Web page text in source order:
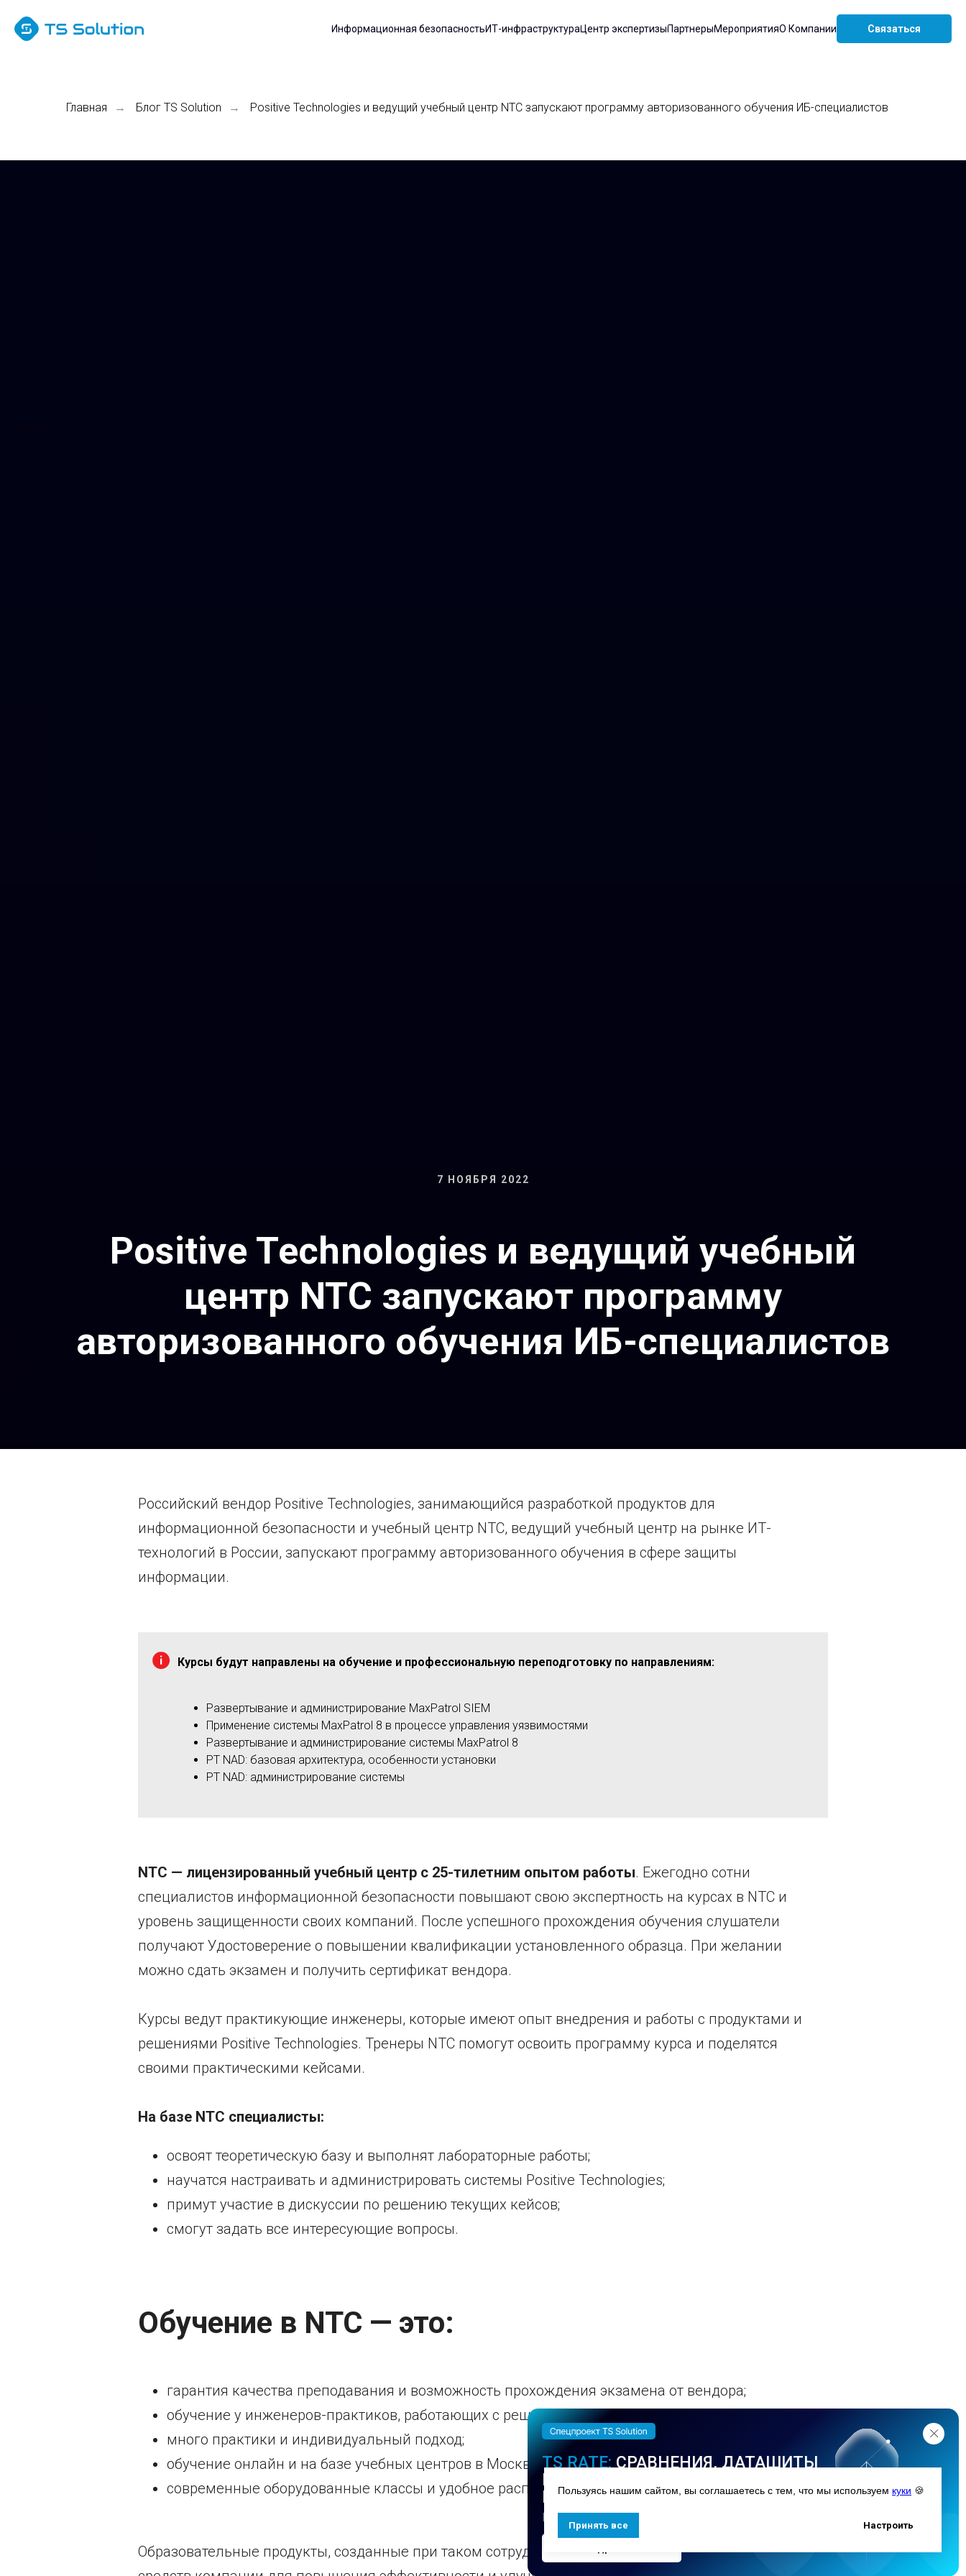
Информационная безопасностьИТ-инфраструктураЦентр экспертизыПартнерыМероприятияО Компании Связаться
Пользуясь нашим сайтом, вы соглашаетесь с тем, что мы используем куки 🍪
Принять все Настроить
Главная → Блог TS Solution → Positive Technologies и ведущий учебный центр NTC запускают программу авторизованного обучения ИБ-специалистов
7 НОЯБРЯ 2022
Positive Technologies и ведущий учебный
центр NTC запускают программу
авторизованного обучения ИБ-специалистов
Российский вендор Positive Technologies, занимающийся разработкой продуктов для
информационной безопасности и учебный центр NTC, ведущий учебный центр на рынке ИТ-
технологий в России, запускают программу авторизованного обучения в сфере защиты
информации.
Курсы будут направлены на обучение и профессиональную переподготовку по направлениям:
Развертывание и администрирование MaxPatrol SIEM
Применение системы MaxPatrol 8 в процессе управления уязвимостями
Развертывание и администрирование системы MaxPatrol 8
PT NAD: базовая архитектура, особенности установки
PT NAD: администрирование системы
NTC — лицензированный учебный центр с 25-тилетним опытом работы. Ежегодно сотни
специалистов информационной безопасности повышают свою экспертность на курсах в NTC и
уровень защищенности своих компаний. После успешного прохождения обучения слушатели
получают Удостоверение о повышении квалификации установленного образца. При желании
можно сдать экзамен и получить сертификат вендора.
Курсы ведут практикующие инженеры, которые имеют опыт внедрения и работы с продуктами и
решениями Positive Technologies. Тренеры NTC помогут освоить программу курса и поделятся
своими практическими кейсами.
На базе NTC специалисты:
освоят теоретическую базу и выполнят лабораторные работы;
научатся настраивать и администрировать системы Positive Technologies;
примут участие в дискуссии по решению текущих кейсов;
смогут задать все интересующие вопросы.
Обучение в NTC — это:
гарантия качества преподавания и возможность прохождения экзамена от вендора;
обучение у инженеров-практиков, работающих с решениями Positive Technologies;
много практики и индивидуальный подход;
обучение онлайн и на базе учебных центров в Москве, Санкт-Петербурге и Екатеринбурге;
современные оборудованные классы и удобное расположение учебных центров.
Образовательные продукты, созданные при таком сотрудничестве — это надежное вложение
Рекомендации под ваш сценарий
TS RATE:СРАВНЕНИЯ, ДАТАШИТЫ
ПО ИБ-РЕШЕНИЯМ